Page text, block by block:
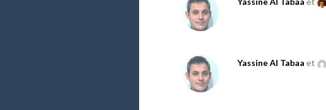
Yassine Al Tabaa et